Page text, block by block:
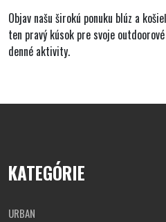
Objav našu širokú ponuku blúz a
ten pravý kúsok pre svoje
denné aktivity.
KATEGÓRIE
URBAN